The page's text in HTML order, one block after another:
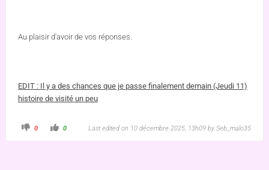
Au plaisir d'avoir de vos réponses.
EDIT : Il y a des chances que je passe finalement demain (Jeudi 11)
histoire de visité un peu
0 0 Last edited on 10 décembre 2025, 13h09 by Seb_malo35